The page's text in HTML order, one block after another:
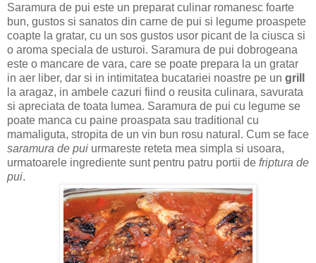
Saramura de pui este un preparat culinar romanesc foarte
bun, gustos si sanatos din carne de pui si legume proaspete
coapte la gratar, cu un sos gustos usor picant de la ciusca si
o aroma speciala de usturoi. Saramura de pui dobrogeana
este o mancare de vara, care se poate prepara la un gratar
in aer liber, dar si in intimitatea bucatariei noastre pe un grill
la aragaz, in ambele cazuri fiind o reusita culinara, savurata
si apreciata de toata lumea. Saramura de pui cu legume se
poate manca cu paine proaspata sau traditional cu
mamaliguta, stropita de un vin bun rosu natural. Cum se face
saramura de pui urmareste reteta mea simpla si usoara,
urmatoarele ingrediente sunt pentru patru portii de friptura de
pui.